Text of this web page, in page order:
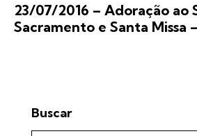
23/07/2016 – Adoração ao
Sacramento e Santa Missa
Buscar